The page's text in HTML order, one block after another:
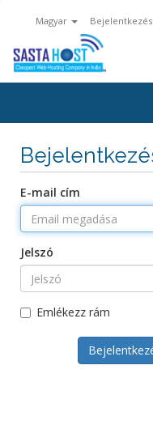
Magyar Bejelentkezés
E-mail cím
Jelszó
Emlékezz rám